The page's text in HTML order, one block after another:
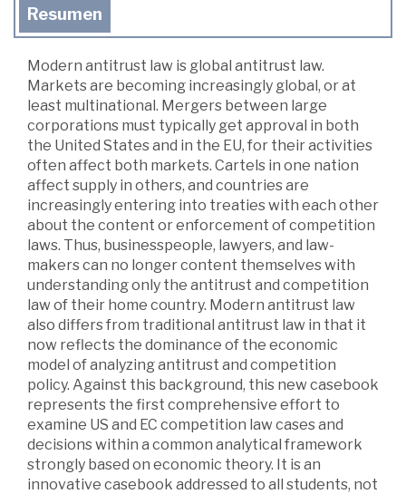
Resumen
Modern antitrust law is global antitrust law.
Markets are becoming increasingly global, or at
least multinational. Mergers between large
corporations must typically get approval in both
the United States and in the EU, for their activities
often affect both markets. Cartels in one nation
affect supply in others, and countries are
increasingly entering into treaties with each other
about the content or enforcement of competition
laws. Thus, businesspeople, lawyers, and law-
makers can no longer content themselves with
understanding only the antitrust and competition
law of their home country. Modern antitrust law
also differs from traditional antitrust law in that it
now reflects the dominance of the economic
model of analyzing antitrust and competition
policy. Against this background, this new casebook
represents the first comprehensive effort to
examine US and EC competition law cases and
decisions within a common analytical framework
strongly based on economic theory. It is an
innovative casebook addressed to all students, not